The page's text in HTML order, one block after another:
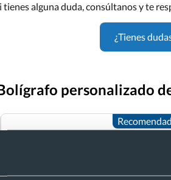
alguna duda, consúltanos y te
¿Tienes
personalizado